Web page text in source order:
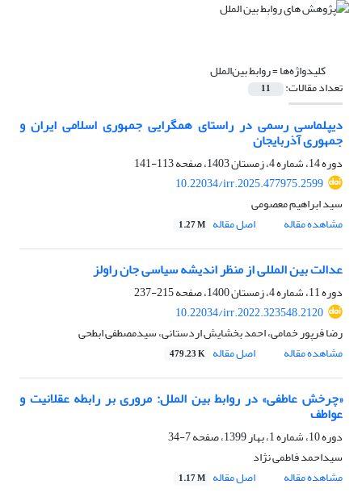
کلیدواژه‌ها =روابط بین‌الملل
تعداد مقالات: 11
دیپلماسی رسمی در راستای همگرایی جمهوری اسلامی ایران و
جمهوری آذربایجان
دوره 14، شماره 4، زمستان 1403، صفحه
113-141
10.22034/irr.2025.477975.2599
سید ابراهیم معصومی
مشاهده مقاله
اصل مقاله 1.27 M
عدالت بین المللی از منظر اندیشه سیاسی جان راولز
دوره 11، شماره 4، زمستان 1400، صفحه
215-237
10.22034/irr.2022.323548.2120
رضا فرپور خمامی، احمد بخشایش اردستانی، سیدمصطفی ابطحی
مشاهده مقاله
اصل مقاله 479.23 K
«چرخش عاطفی» در روابط بین الملل: مروری بر رابطه عقلانیت و
عواطف
دوره 10، شماره 1، بهار 1399، صفحه
7-34
سیداحمد فاطمی نژاد
مشاهده مقاله
اصل مقاله 1.17 M